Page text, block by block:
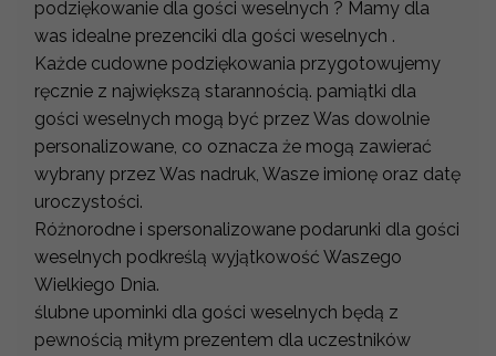
podziękowanie dla gości weselnych ? Mamy dla
was idealne prezenciki dla gości weselnych .
Każde cudowne podziękowania przygotowujemy
ręcznie z największą starannością. pamiątki dla
gości weselnych mogą być przez Was dowolnie
personalizowane, co oznacza że mogą zawierać
wybrany przez Was nadruk, Wasze imionę oraz datę
uroczystości.
Różnorodne i spersonalizowane podarunki dla gości
weselnych podkreślą wyjątkowość Waszego
Wielkiego Dnia.
ślubne upominki dla gości weselnych będą z
pewnością miłym prezentem dla uczestników